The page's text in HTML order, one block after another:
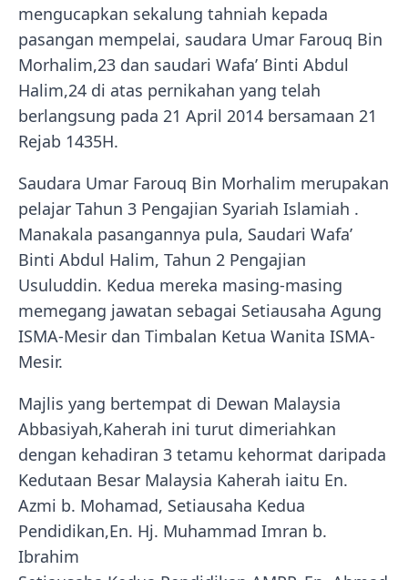
mengucapkan sekalung tahniah kepada
pasangan mempelai, saudara Umar Farouq Bin
Morhalim,23 dan saudari Wafa’ Binti Abdul
Halim,24 di atas pernikahan yang telah
berlangsung pada 21 April 2014 bersamaan 21
Rejab 1435H.
Saudara Umar Farouq Bin Morhalim merupakan
pelajar Tahun 3 Pengajian Syariah Islamiah .
Manakala pasangannya pula, Saudari Wafa’
Binti Abdul Halim, Tahun 2 Pengajian
Usuluddin. Kedua mereka masing-masing
memegang jawatan sebagai Setiausaha Agung
ISMA-Mesir dan Timbalan Ketua Wanita ISMA-
Mesir.
Majlis yang bertempat di Dewan Malaysia
Abbasiyah,Kaherah ini turut dimeriahkan
dengan kehadiran 3 tetamu kehormat daripada
Kedutaan Besar Malaysia Kaherah iaitu En.
Azmi b. Mohamad, Setiausaha Kedua
Pendidikan,En. Hj. Muhammad Imran b.
Ibrahim